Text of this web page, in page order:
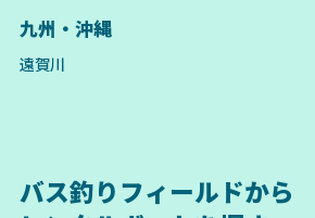
九州・沖縄
遠賀川
バス釣りフィールドから